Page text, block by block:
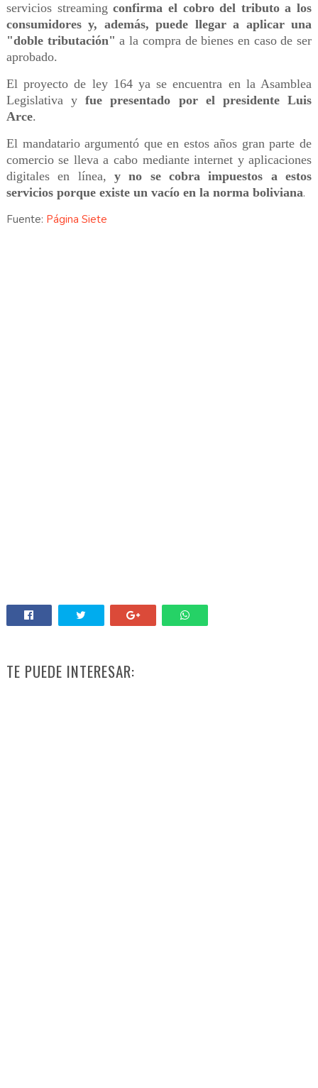
servicios streamingconfirma el cobro del tributo a los
consumidores y, además, puede llegar a aplicar una
"doble tributación" a la compra de bienes en caso de ser
aprobado.
El proyecto de ley 164 ya se encuentra en la Asamblea
Legislativa yfue presentado por el presidente Luis
Arce.
El mandatario argumentó que en estos años gran parte de
comercio se lleva a cabo mediante internet y aplicaciones
digitales en línea, y no se cobra impuestos a estos
servicios porque existe un vacío en la norma boliviana.
Fuente: Página Siete
TE PUEDE INTERESAR: